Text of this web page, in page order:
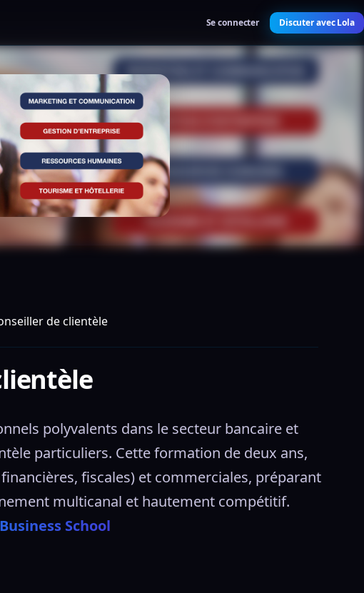
Se connecter Discuter avec Lola
de clientèle
polyvalents dans le secteur bancaire et
particuliers. Cette formation de deux ans,
fiscales) et commerciales, préparant
multicanal et hautement compétitif.
School